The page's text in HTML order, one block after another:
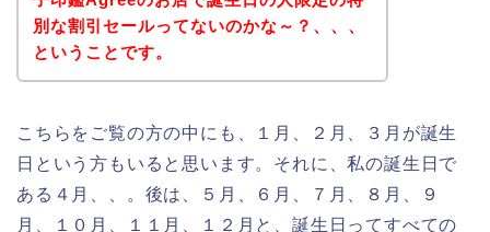
別な割引セールってないのかな～？、、、
ということです。
こちらをご覧の方の中にも、１月、２月、３月が誕生
日という方もいると思います。それに、私の誕生日で
ある４月、、。後は、５月、６月、７月、８月、９
月、１０月、１１月、１２月と、誕生日ってすべての